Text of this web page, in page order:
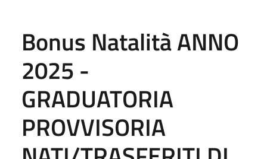
Bonus Natalità ANNO
2025 -
GRADUATORIA
PROVVISORIA